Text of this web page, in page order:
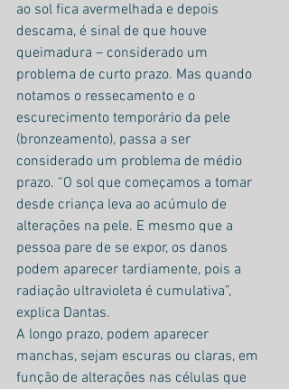
ao sol fica avermelhada e depois
descama, é sinal de que houve
queimadura – considerado um
problema de curto prazo. Mas quando
notamos o ressecamento e o
escurecimento temporário da pele
(bronzeamento), passa a ser
considerado um problema de médio
prazo. “O sol que começamos a tomar
desde criança leva ao acúmulo de
alterações na pele. E mesmo que a
pessoa pare de se expor, os danos
podem aparecer tardiamente, pois a
radiação ultravioleta é cumulativa”,
explica Dantas.
A longo prazo, podem aparecer
manchas, sejam escuras ou claras, em
função de alterações nas células que